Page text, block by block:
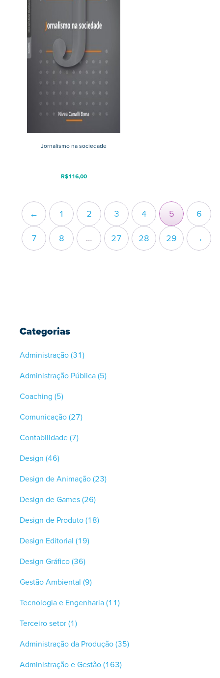
Categorias
Administração(31)
Administração Pública(5)
Coaching (5)
Comunicação(27)
Contabilidade(7)
Design (46)
Design de Animação(23)
Design de Games(26)
Design de Produto(18)
Design Editorial (19)
Design Gráfico(36)
Gestão Ambiental (9)
Tecnologia e Engenharia(11)
Terceiro setor(1)
Administração da Produção(35)
Administração e Gestão(163)
Jornalismo na sociedade
R$116,00
← 1 2 3 4 5
6
7
8 … 27 28 29 →